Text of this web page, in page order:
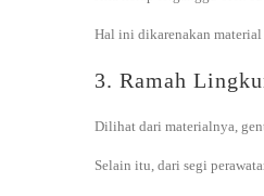
Hal ini dikarenakan material
3. Ramah
Dilihat dari materialnya,
Selain itu, dari segi